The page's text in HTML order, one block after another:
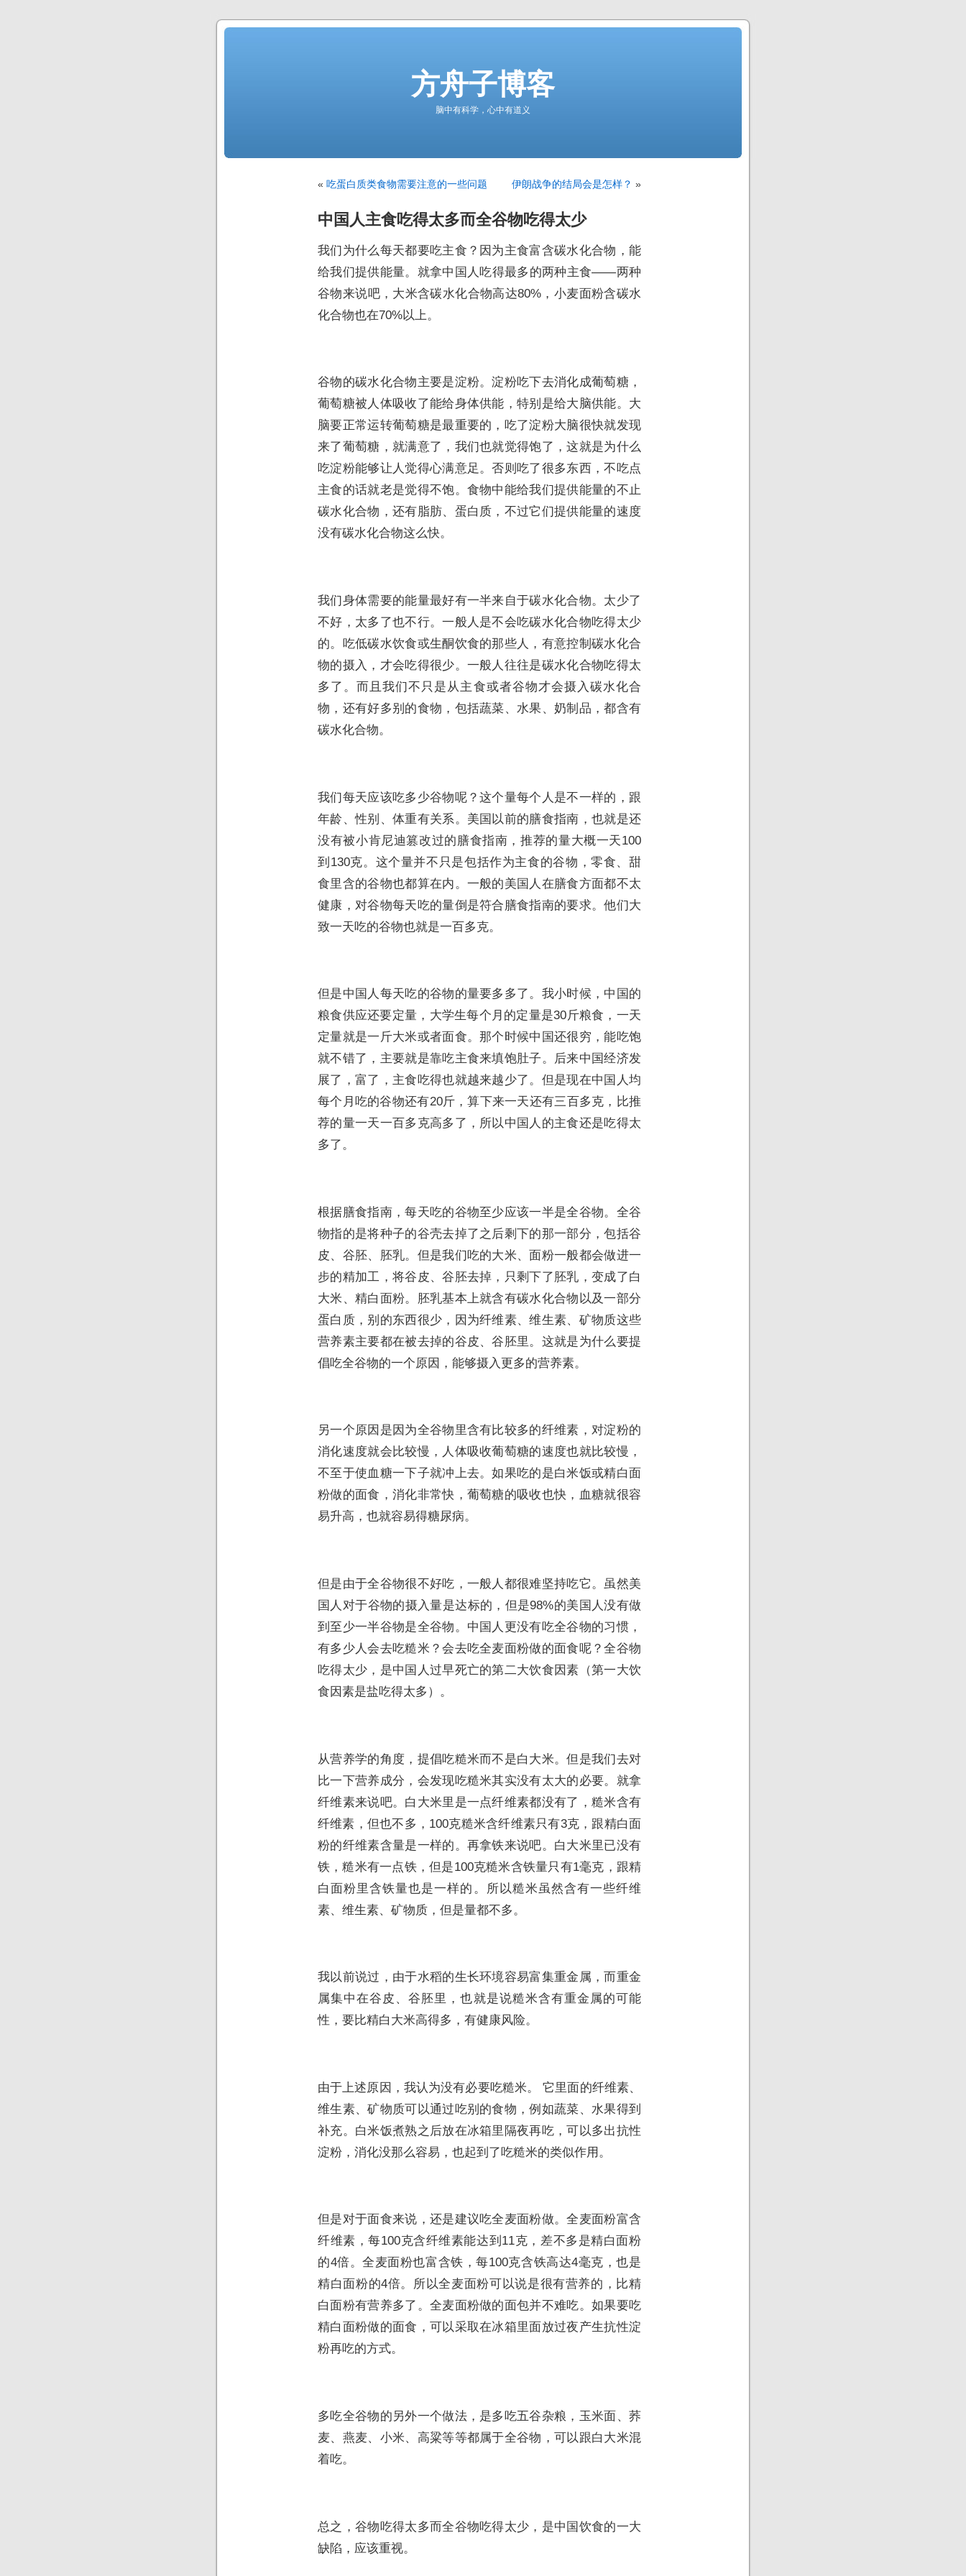
方舟子博客
脑中有科学，心中有道义
« 吃蛋白质类食物需要注意的一些问题 伊朗战争的结局会是怎样？ »
中国人主食吃得太多而全谷物吃得太少
我们为什么每天都要吃主食？因为主食富含碳水化合物，能
给我们提供能量。就拿中国人吃得最多的两种主食——两种
谷物来说吧，大米含碳水化合物高达80%，小麦面粉含碳水
化合物也在70%以上。
谷物的碳水化合物主要是淀粉。淀粉吃下去消化成葡萄糖，
葡萄糖被人体吸收了能给身体供能，特别是给大脑供能。大
脑要正常运转葡萄糖是最重要的，吃了淀粉大脑很快就发现
来了葡萄糖，就满意了，我们也就觉得饱了，这就是为什么
吃淀粉能够让人觉得心满意足。否则吃了很多东西，不吃点
主食的话就老是觉得不饱。食物中能给我们提供能量的不止
碳水化合物，还有脂肪、蛋白质，不过它们提供能量的速度
没有碳水化合物这么快。
我们身体需要的能量最好有一半来自于碳水化合物。太少了
不好，太多了也不行。一般人是不会吃碳水化合物吃得太少
的。吃低碳水饮食或生酮饮食的那些人，有意控制碳水化合
物的摄入，才会吃得很少。一般人往往是碳水化合物吃得太
多了。而且我们不只是从主食或者谷物才会摄入碳水化合
物，还有好多别的食物，包括蔬菜、水果、奶制品，都含有
碳水化合物。
我们每天应该吃多少谷物呢？这个量每个人是不一样的，跟
年龄、性别、体重有关系。美国以前的膳食指南，也就是还
没有被小肯尼迪篡改过的膳食指南，推荐的量大概一天100
到130克。这个量并不只是包括作为主食的谷物，零食、甜
食里含的谷物也都算在内。一般的美国人在膳食方面都不太
健康，对谷物每天吃的量倒是符合膳食指南的要求。他们大
致一天吃的谷物也就是一百多克。
但是中国人每天吃的谷物的量要多多了。我小时候，中国的
粮食供应还要定量，大学生每个月的定量是30斤粮食，一天
定量就是一斤大米或者面食。那个时候中国还很穷，能吃饱
就不错了，主要就是靠吃主食来填饱肚子。后来中国经济发
展了，富了，主食吃得也就越来越少了。但是现在中国人均
每个月吃的谷物还有20斤，算下来一天还有三百多克，比推
荐的量一天一百多克高多了，所以中国人的主食还是吃得太
多了。
根据膳食指南，每天吃的谷物至少应该一半是全谷物。全谷
物指的是将种子的谷壳去掉了之后剩下的那一部分，包括谷
皮、谷胚、胚乳。但是我们吃的大米、面粉一般都会做进一
步的精加工，将谷皮、谷胚去掉，只剩下了胚乳，变成了白
大米、精白面粉。胚乳基本上就含有碳水化合物以及一部分
蛋白质，别的东西很少，因为纤维素、维生素、矿物质这些
营养素主要都在被去掉的谷皮、谷胚里。这就是为什么要提
倡吃全谷物的一个原因，能够摄入更多的营养素。
另一个原因是因为全谷物里含有比较多的纤维素，对淀粉的
消化速度就会比较慢，人体吸收葡萄糖的速度也就比较慢，
不至于使血糖一下子就冲上去。如果吃的是白米饭或精白面
粉做的面食，消化非常快，葡萄糖的吸收也快，血糖就很容
易升高，也就容易得糖尿病。
但是由于全谷物很不好吃，一般人都很难坚持吃它。虽然美
国人对于谷物的摄入量是达标的，但是98%的美国人没有做
到至少一半谷物是全谷物。中国人更没有吃全谷物的习惯，
有多少人会去吃糙米？会去吃全麦面粉做的面食呢？全谷物
吃得太少，是中国人过早死亡的第二大饮食因素（第一大饮
食因素是盐吃得太多）。
从营养学的角度，提倡吃糙米而不是白大米。但是我们去对
比一下营养成分，会发现吃糙米其实没有太大的必要。就拿
纤维素来说吧。白大米里是一点纤维素都没有了，糙米含有
纤维素，但也不多，100克糙米含纤维素只有3克，跟精白面
粉的纤维素含量是一样的。再拿铁来说吧。白大米里已没有
铁，糙米有一点铁，但是100克糙米含铁量只有1毫克，跟精
白面粉里含铁量也是一样的。所以糙米虽然含有一些纤维
素、维生素、矿物质，但是量都不多。
我以前说过，由于水稻的生长环境容易富集重金属，而重金
属集中在谷皮、谷胚里，也就是说糙米含有重金属的可能
性，要比精白大米高得多，有健康风险。
由于上述原因，我认为没有必要吃糙米。 它里面的纤维素、
维生素、矿物质可以通过吃别的食物，例如蔬菜、水果得到
补充。白米饭煮熟之后放在冰箱里隔夜再吃，可以多出抗性
淀粉，消化没那么容易，也起到了吃糙米的类似作用。
但是对于面食来说，还是建议吃全麦面粉做。全麦面粉富含
纤维素，每100克含纤维素能达到11克，差不多是精白面粉
的4倍。全麦面粉也富含铁，每100克含铁高达4毫克，也是
精白面粉的4倍。所以全麦面粉可以说是很有营养的，比精
白面粉有营养多了。全麦面粉做的面包并不难吃。如果要吃
精白面粉做的面食，可以采取在冰箱里面放过夜产生抗性淀
粉再吃的方式。
多吃全谷物的另外一个做法，是多吃五谷杂粮，玉米面、荞
麦、燕麦、小米、高粱等等都属于全谷物，可以跟白大米混
着吃。
总之，谷物吃得太多而全谷物吃得太少，是中国饮食的一大
缺陷，应该重视。